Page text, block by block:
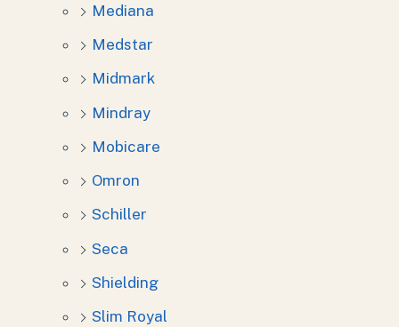
Mediana
Medstar
Midmark
Mindray
Mobicare
Omron
Schiller
Seca
Shielding
Slim Royal